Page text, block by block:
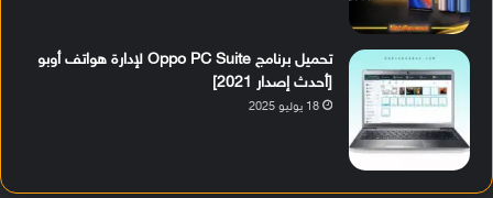
تحميل برنامج Oppo PC Suite لإدارة هواتف أوبو
[أحدث إصدار 2021]
18 يوليو 2025